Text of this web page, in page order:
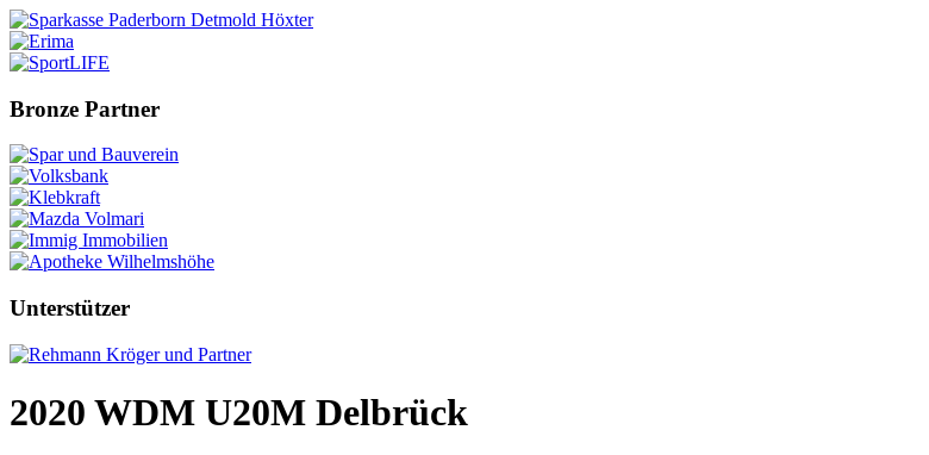
Bronze Partner
Unterstützer
2020 WDM U20M Delbrück